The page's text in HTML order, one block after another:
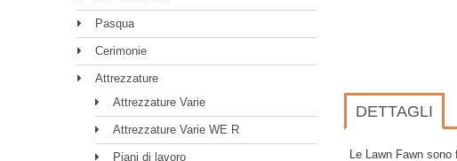
Pasqua
Cerimonie
Attrezzature
Attrezzature Varie
Attrezzature Varie WE R
Piani di lavoro
DETTAGLI
Le Lawn Fawn